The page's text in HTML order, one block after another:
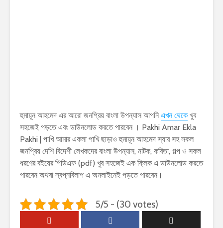
হুমায়ূন আহমেদ এর আরো জনপ্রিয় বাংলা উপন্যাস আপনি এখন থেকে খুব
সহজেই পড়তে এবং ডাউনলোড করতে পারবেন । Pakhi Amar Ekla
Pakhi | পাখি আমার একলা পাখি ছাড়াও হুমায়ূন আহমেদ স্যার সহ সকল
জনপ্রিয় দেশি বিদেশী লেখকদের বাংলা উপন্যাস, নাটক, কবিতা, গল্প ও সকল
ধরণের বইয়ের পিডিএফ (pdf) খুব সহজেই এক ক্লিক এ ডাউনলোড করতে
পারবেন অথবা স্বপ্নবিলাপ এ অনলাইনেই পড়তে পারবেন।
5/5 - (30 votes)